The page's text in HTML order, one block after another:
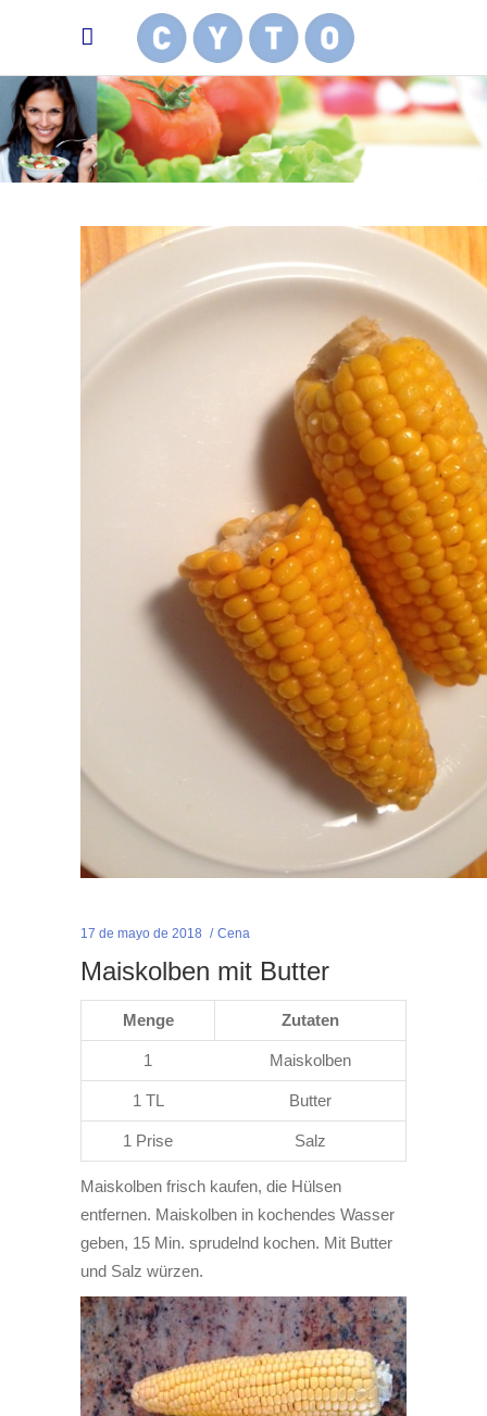
17 de mayo de 2018 Cena
Maiskolben mit Butter
Menge Zutaten
1 Maiskolben
1 TL Butter
1 Prise Salz
Maiskolben frisch kaufen, die Hülsen
entfernen. Maiskolben in kochendes Wasser
geben, 15 Min. sprudelnd kochen. Mit Butter
und Salz würzen.